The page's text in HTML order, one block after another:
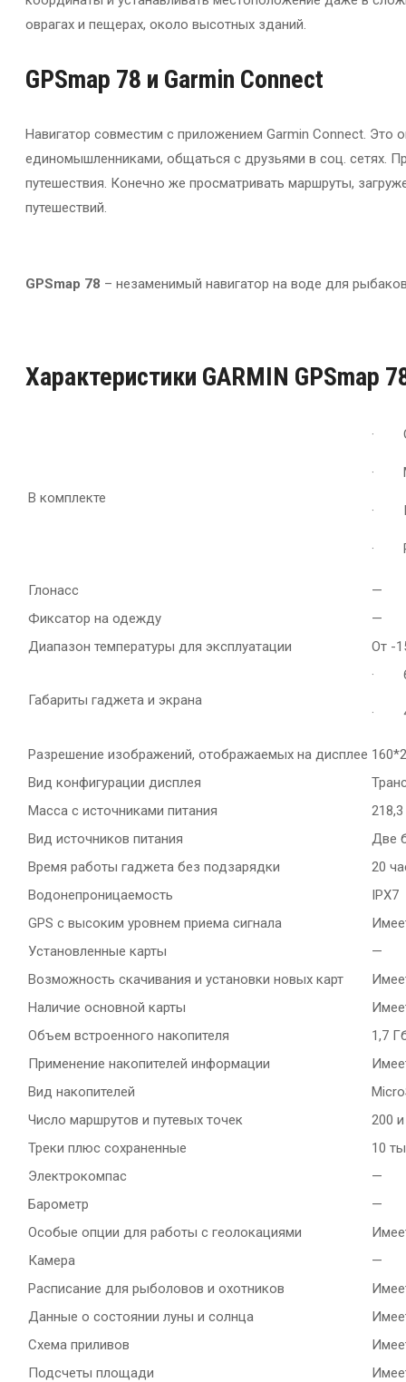
оврагах и пещерах, около высотных зданий.
GPSmap 78 и Garmin Connect
Навигатор совместим с приложением Garmin Connect.
единомышленниками, общаться с друзьями в соц. сетях.
путешествия. Конечно же просматривать маршруты,
путешествий.
GPSmap 78 – незаменимый навигатор на воде для
Характеристики GARMIN GPSmap
В комплекте
·
·
·
·
Глонасс
—
Фиксатор на одежду
—
Диапазон температуры для эксплуатации
От -
Габариты гаджета и экрана
·
·
Разрешение изображений, отображаемых на дисплее
Вид конфигурации дисплея
Масса с источниками питания
218,3
Вид источников питания
Две
Время работы гаджета без подзарядки
20
Водонепроницаемость
IPX7
GPS с высоким уровнем приема сигнала
Установленные карты
—
Возможность скачивания и установки новых карт
Наличие основной карты
Объем встроенного накопителя
1,7
Применение накопителей информации
Вид накопителей
Число маршрутов и путевых точек
200
Треки плюс сохраненные
10
Электрокомпас
—
Барометр
—
Особые опции для работы с геолокациями
Камера
—
Расписание для рыболовов и охотников
Данные о состоянии луны и солнца
Схема приливов
Подсчеты площади